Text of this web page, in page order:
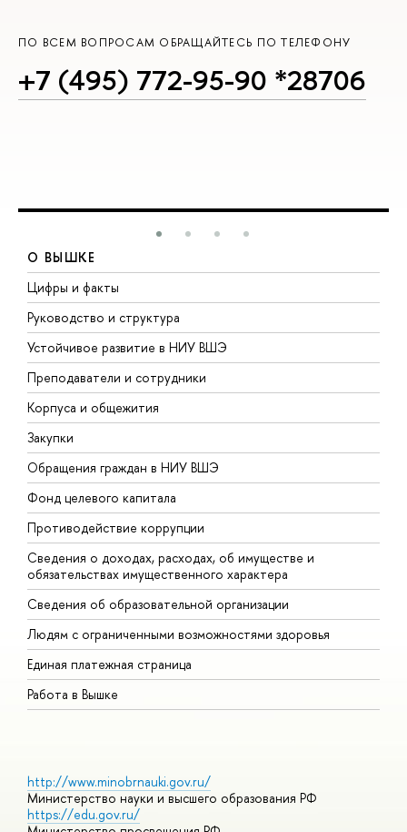
ПО ВСЕМ ВОПРОСАМ ОБРАЩАЙТЕСЬ ПО ТЕЛЕФОНУ
+7 (495) 772-95-90 *28706
О ВЫШКЕ
Цифры и факты
Руководство и структура
Устойчивое развитие в НИУ ВШЭ
Преподаватели и сотрудники
Корпуса и общежития
Закупки
Обращения граждан в НИУ ВШЭ
Фонд целевого капитала
Противодействие коррупции
Сведения о доходах, расходах, об имуществе и
обязательствах имущественного характера
Сведения об образовательной организации
Людям с ограниченными возможностями здоровья
Единая платежная страница
Работа в Вышке
http://www.minobrnauki.gov.ru/
Министерство науки и высшего образования РФ
https://edu.gov.ru/